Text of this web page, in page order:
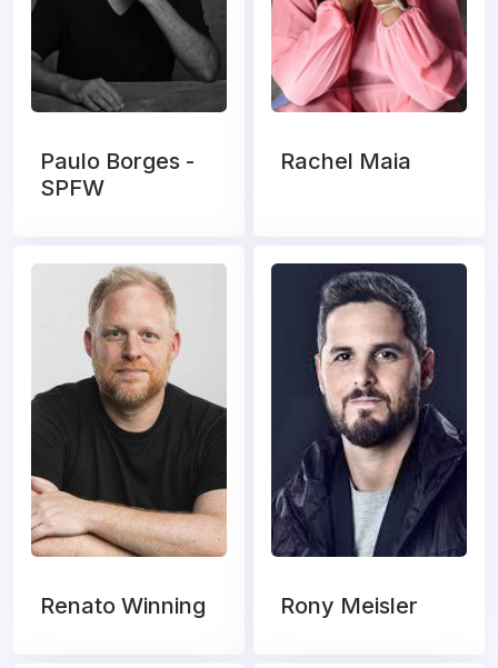
Paulo Borges -
SPFW
Rachel Maia
Renato Winning Rony Meisler